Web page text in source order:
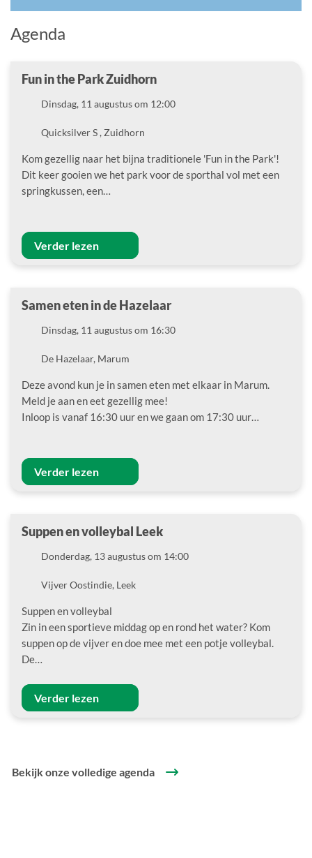
Agenda
Fun in the Park Zuidhorn
DatumDinsdag, 11 augustus om 12:00
LocatieQuicksilver S , Zuidhorn
Kom gezellig naar het bijna traditionele 'Fun in the Park'!
Dit keer gooien we het park voor de sporthal vol met een
springkussen, een…
Verder lezen
Samen eten in de Hazelaar
DatumDinsdag, 11 augustus om 16:30
LocatieDe Hazelaar, Marum
Deze avond kun je in samen eten met elkaar in Marum.
Meld je aan en eet gezellig mee!
Inloop is vanaf 16:30 uur en we gaan om 17:30 uur…
Verder lezen
Suppen en volleybal Leek
DatumDonderdag, 13 augustus om 14:00
LocatieVijver Oostindie, Leek
Suppen en volleybal
Zin in een sportieve middag op en rond het water? Kom
suppen op de vijver en doe mee met een potje volleybal.
De…
Verder lezen
Bekijk onze volledige agenda